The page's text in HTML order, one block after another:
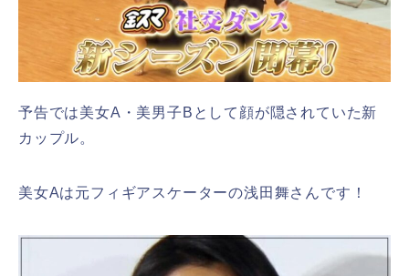
予告では美女A・美男子Bとして顔が隠されていた新
カップル。
美女Aは元フィギアスケーターの浅田舞さんです！